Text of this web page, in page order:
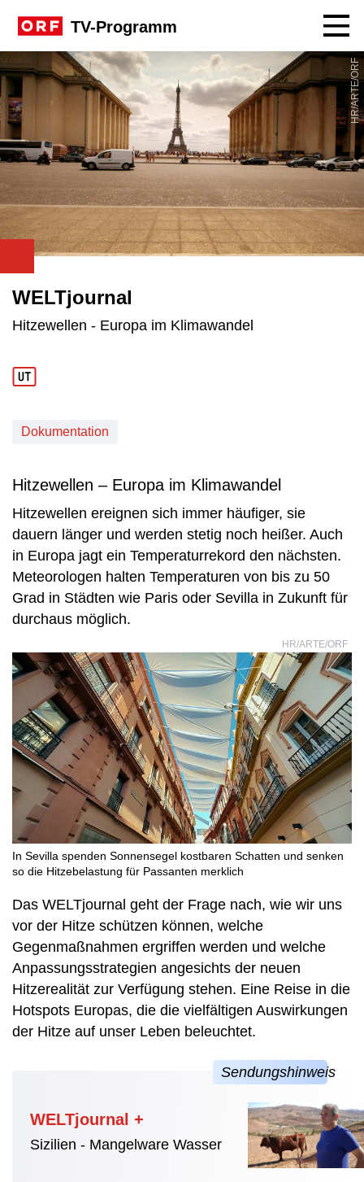
TV-Programm
HR/ARTE/ORF
WELTjournal
Hitzewellen - Europa im Klimawandel
Dokumentation
Hitzewellen – Europa im Klimawandel
Hitzewellen ereignen sich immer häufiger, sie
dauern länger und werden stetig noch heißer. Auch
in Europa jagt ein Temperaturrekord den nächsten.
Meteorologen halten Temperaturen von bis zu 50
Grad in Städten wie Paris oder Sevilla in Zukunft für
durchaus möglich.
HR/ARTE/ORF
In Sevilla spenden Sonnensegel kostbaren Schatten und senken
so die Hitzebelastung für Passanten merklich
Das WELTjournal geht der Frage nach, wie wir uns
vor der Hitze schützen können, welche
Gegenmaßnahmen ergriffen werden und welche
Anpassungsstrategien angesichts der neuen
Hitzerealität zur Verfügung stehen. Eine Reise in die
Hotspots Europas, die die vielfältigen Auswirkungen
der Hitze auf unser Leben beleuchtet.
WELTjournal +
Sizilien - Mangelware Wasser